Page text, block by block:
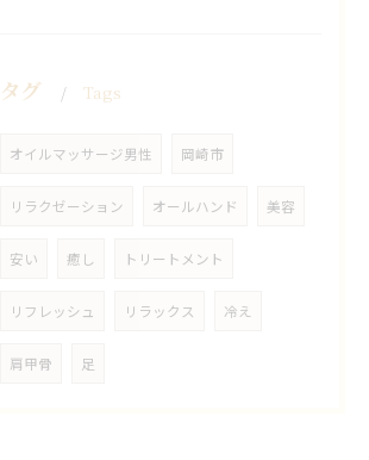
タグ Tags
オイルマッサージ男性 岡崎市
リラクゼーション オールハンド 美容
安い 癒し トリートメント
リフレッシュ リラックス 冷え
肩甲骨 足